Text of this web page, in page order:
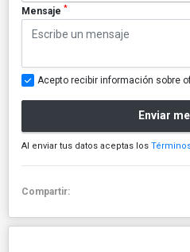
Mensaje *
Acepto recibir información sobre
Enviar
Al enviar tus datos aceptas los
Compartir: